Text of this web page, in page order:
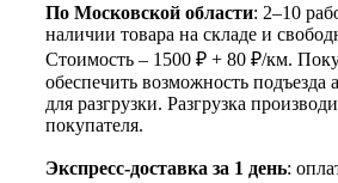
По Московской области: 2–10
наличии товара на складе и
Стоимость – 1500 ₽ + 80 ₽/км.
обеспечить возможность подъезда
для разгрузки. Разгрузка
покупателя.
Экспресс-доставка за 1 день: